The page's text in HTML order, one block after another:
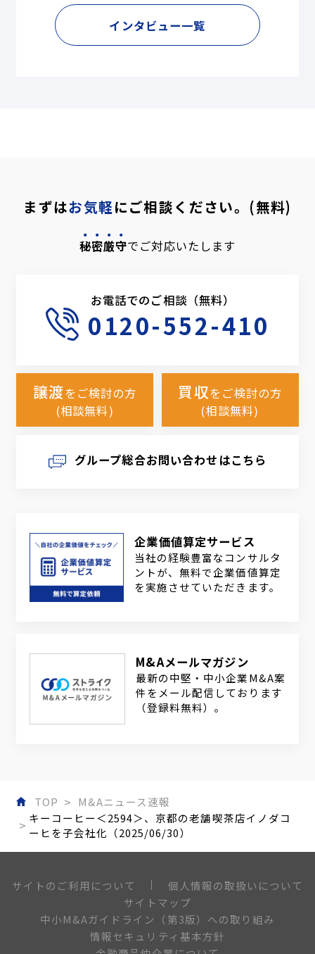
インタビュー一覧
まずはお気軽にご相談ください。(無料)
秘密厳守でご対応いたします
お電話でのご相談（無料）
0120-552-410
譲渡をご検討の方
(相談無料)
買収をご検討の方
(相談無料)
グループ総合お問い合わせはこちら
企業価値算定サービス
当社の経験豊富なコンサルタ
ントが、無料で企業価値算定
を実施させていただきます。
M&Aメールマガジン
最新の中堅・中小企業M&A案
件をメール配信しております
（登録料無料）。
TOP
M&Aニュース速報
キーコーヒー＜2594＞、京都の老舗喫茶店イノダコ
ーヒを子会社化（2025/06/30）
サイトのご利用について
個人情報の取扱いについて
サイトマップ
中小M&Aガイドライン（第3版）への取り組み
情報セキュリティ基本方針